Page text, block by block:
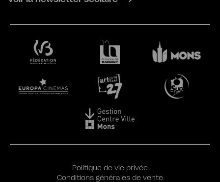
Politique de vie privée
Conditions générales de vente